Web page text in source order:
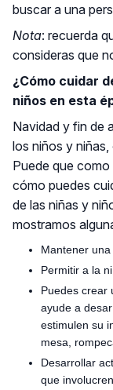
buscar a una
Nota: recuerda
consideras que
¿Cómo cuidar
niños en esta
Navidad y fin de
los niños y
Puede que
cómo puedes
de las niñas y
mostramos
Mantener
Permitir a la
Puedes crear
ayude a
estimulen su
mesa,
Desarrollar
que